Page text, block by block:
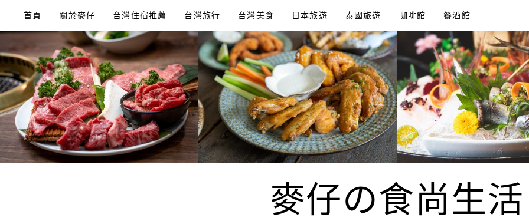
content
首頁 關於麥仔 台灣住宿推薦 台灣旅行 台灣美食 日本旅遊 泰國旅遊 咖啡館 餐酒館
麥仔の食尚生活